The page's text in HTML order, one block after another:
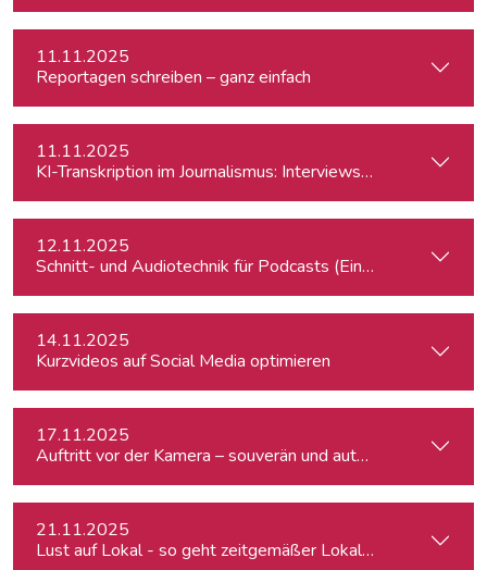
11.11.2025
Reportagen schreiben – ganz einfach
11.11.2025
KI-Transkription im Journalismus: Interviews &
12.11.2025
Schnitt- und Audiotechnik für Podcasts (Einsteiger:innen)
14.11.2025
Kurzvideos auf Social Media optimieren
17.11.2025
Auftritt vor der Kamera – souverän und authentisch
21.11.2025
Lust auf Lokal - so geht zeitgemäßer Lokaljournalismus